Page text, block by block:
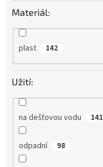
Materiál:
plast 142
Užití:
na dešťovou vodu 141
odpadní 98